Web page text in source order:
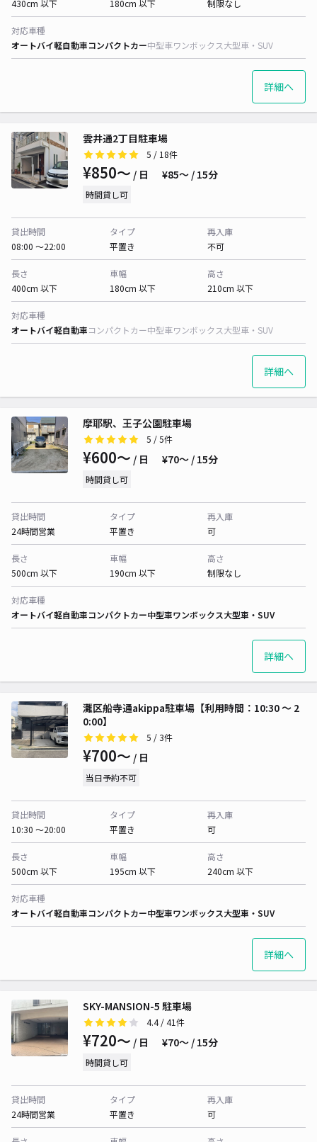
430cm 以下
180cm 以下
制限なし
対応車種
オートバイ軽自動車コンパクトカー中型車ワンボックス大型車・SUV
詳細へ
雲井通2丁目駐車場
5 / 18件
¥850〜 / 日 ¥85〜 / 15分
時間貸し可
貸出時間
08:00 〜22:00
タイプ
平置き
再入庫
不可
長さ
400cm 以下
車幅
180cm 以下
高さ
210cm 以下
対応車種
オートバイ軽自動車コンパクトカー中型車ワンボックス大型車・SUV
詳細へ
摩耶駅、王子公園駐車場
5 / 5件
¥600〜 / 日 ¥70〜 / 15分
時間貸し可
貸出時間
24時間営業
タイプ
平置き
再入庫
可
長さ
500cm 以下
車幅
190cm 以下
高さ
制限なし
対応車種
オートバイ軽自動車コンパクトカー中型車ワンボックス大型車・SUV
詳細へ
灘区船寺通akippa駐車場【利用時間：10:30 〜 2
0:00】
5 / 3件
¥700〜 / 日
当日予約不可
貸出時間
10:30 〜20:00
タイプ
平置き
再入庫
可
長さ
500cm 以下
車幅
195cm 以下
高さ
240cm 以下
対応車種
オートバイ軽自動車コンパクトカー中型車ワンボックス大型車・SUV
詳細へ
SKY-MANSION-5 駐車場
4.4/ 41件
¥720〜 / 日 ¥70〜 / 15分
時間貸し可
貸出時間
24時間営業
タイプ
平置き
再入庫
可